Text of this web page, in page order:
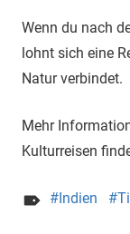
Wenn du nach
lohnt sich eine
Natur verbindet.
Mehr
Kulturreisen
Indien